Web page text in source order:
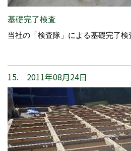
基礎完了検査
当社の「検査隊」による基礎完了検
15. 2011年08月24日